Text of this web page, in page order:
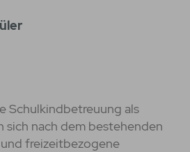
Schulkindbetreuung als
sich nach dem bestehenden
freizeitbezogene